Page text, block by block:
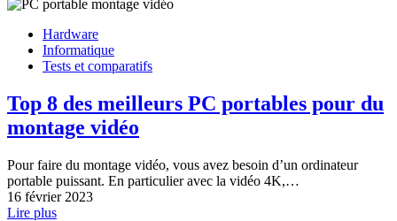
Hardware
Informatique
Tests et comparatifs
Top 8 des meilleurs PC portables pour du
montage vidéo
Pour faire du montage vidéo, vous avez besoin d’un ordinateur
portable puissant. En particulier avec la vidéo 4K,…
16 février 2023
Lire plus